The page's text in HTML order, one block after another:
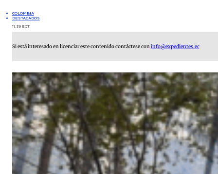
COLOMBIA
DESTACADOS
11:39 ECT
Si está interesado en licenciar este contenido contáctese coninfo@expedientes.ec